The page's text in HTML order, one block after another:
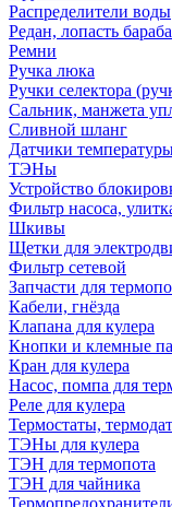
Распределители воды
Редан, лопасть
Ремни
Ручка люка
Ручки селектора
Сальник, манжета
Сливной шланг
Датчики
ТЭНы
Устройство
Фильтр насоса,
Шкивы
Щетки для
Фильтр сетевой
Запчасти для
Кабели, гнёзда
Клапана для кулера
Кнопки и клемные
Кран для кулера
Насос, помпа для
Реле для кулера
Термостаты,
ТЭНы для кулера
ТЭН для термопота
ТЭН для чайника